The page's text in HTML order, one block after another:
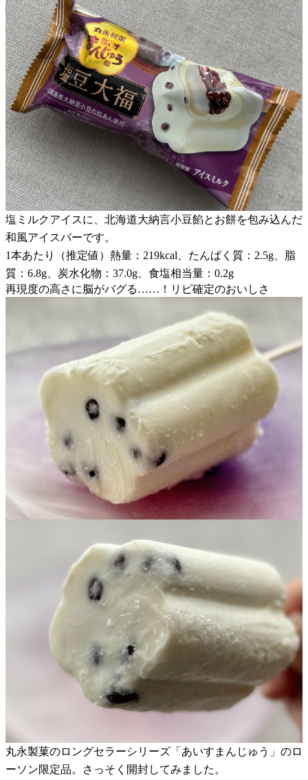
塩ミルクアイスに、北海道大納言小豆餡とお餅を包み込んだ
和風アイスバーです。
1本あたり（推定値）熱量：219kcal、たんぱく質：2.5g、脂
質：6.8g、炭水化物：37.0g、食塩相当量：0.2g
再現度の高さに脳がバグる……！リピ確定のおいしさ
丸永製菓のロングセラーシリーズ「あいすまんじゅう」のロ
ーソン限定品。さっそく開封してみました。